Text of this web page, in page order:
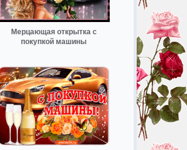
Мерцающая открытка с
покупкой машины